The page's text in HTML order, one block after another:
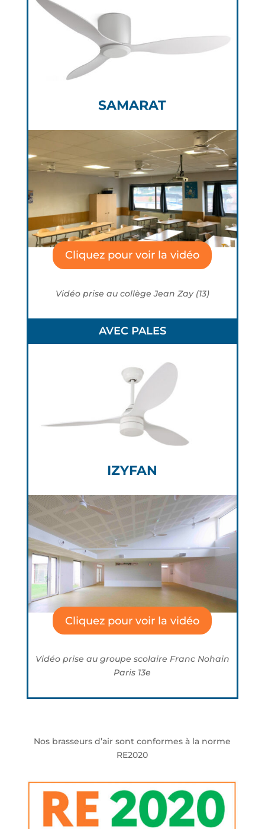
SAMARAT
Cliquez pour voir la vidéo
Vidéo prise au collège Jean Zay (13)
AVEC PALES
IZYFAN
Cliquez pour voir la vidéo
Vidéo prise au groupe scolaire Franc Nohain
Paris 13e
Nos brasseurs d’air sont conformes à la norme
RE2020